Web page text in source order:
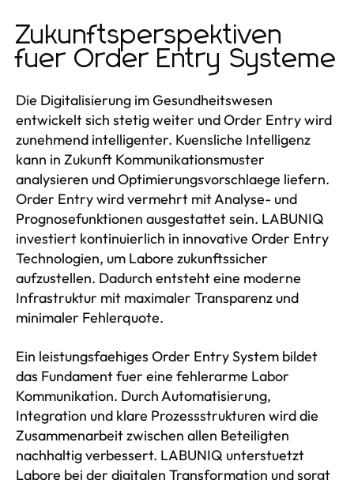
Zukunftsperspektiven
fuer Order Entry Systeme
Die Digitalisierung im Gesundheitswesen
entwickelt sich stetig weiter und Order Entry wird
zunehmend intelligenter. Kuensliche Intelligenz
kann in Zukunft Kommunikationsmuster
analysieren und Optimierungsvorschlaege liefern.
Order Entry wird vermehrt mit Analyse- und
Prognosefunktionen ausgestattet sein. LABUNIQ
investiert kontinuierlich in innovative Order Entry
Technologien, um Labore zukunftssicher
aufzustellen. Dadurch entsteht eine moderne
Infrastruktur mit maximaler Transparenz und
minimaler Fehlerquote.
Ein leistungsfaehiges Order Entry System bildet
das Fundament fuer eine fehlerarme Labor
Kommunikation. Durch Automatisierung,
Integration und klare Prozessstrukturen wird die
Zusammenarbeit zwischen allen Beteiligten
nachhaltig verbessert. LABUNIQ unterstuetzt
Labore bei der digitalen Transformation und sorgt